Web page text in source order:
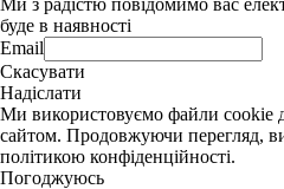
буде в наявності
Email
Скасувати
Надіслати
Ми використовуємо файли cookie
сайтом. Продовжуючи перегляд,
політикою конфіденційності.
Погоджуюсь